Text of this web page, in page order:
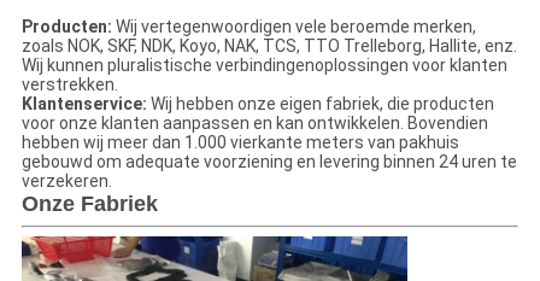
Producten: Wij vertegenwoordigen vele beroemde merken,
zoals NOK, SKF, NDK, Koyo, NAK, TCS, TTO Trelleborg, Hallite, enz.
Wij kunnen pluralistische verbindingenoplossingen voor klanten
verstrekken.
Klantenservice: Wij hebben onze eigen fabriek, die producten
voor onze klanten aanpassen en kan ontwikkelen. Bovendien
hebben wij meer dan 1.000 vierkante meters van pakhuis
gebouwd om adequate voorziening en levering binnen 24 uren te
verzekeren.
Onze Fabriek